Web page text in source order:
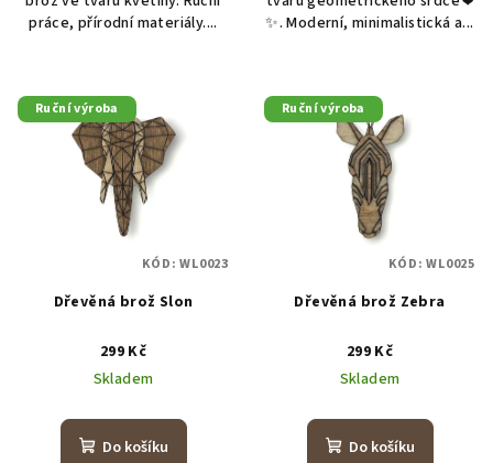
práce, přírodní materiály....
✨. Moderní, minimalistická a...
Ruční výroba
Dřevěná brož Slon
299 Kč
Skladem
Do košíku
KÓD:WL0023
Ruční výroba
Dřevěná brož Zebra
299 Kč
Skladem
Do košíku
KÓD:WL0025